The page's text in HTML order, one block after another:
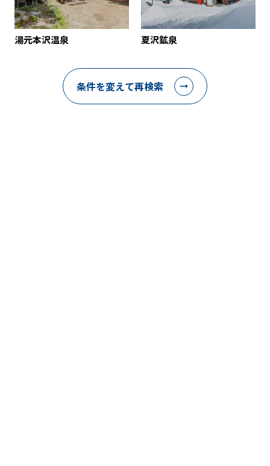
湯元本沢温泉 夏沢鉱泉
条件を変えて再検索